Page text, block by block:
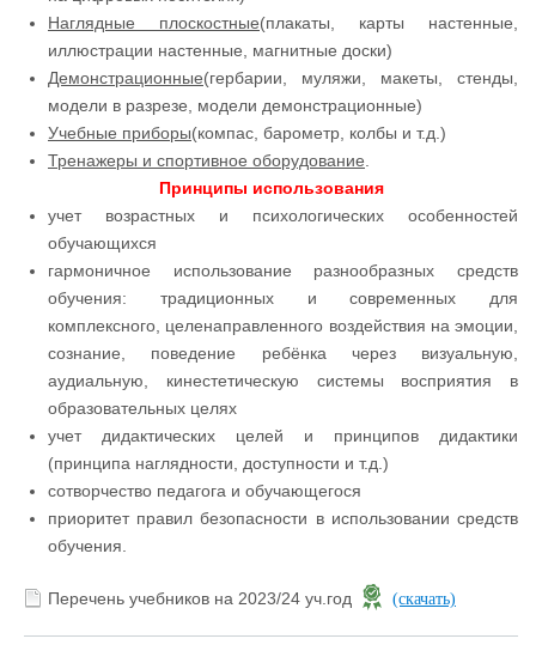
Наглядные плоскостные(плакаты, карты настенные,
иллюстрации настенные, магнитные доски)
Демонстрационные(гербарии, муляжи, макеты, стенды,
модели в разрезе, модели демонстрационные)
Учебные приборы(компас, барометр, колбы и т.д.)
Тренажеры и спортивное оборудование
Принципы использования
учет возрастных и психологических особенностей
обучающихся
гармоничное использование разнообразных средств
обучения: традиционных и современных для
комплексного, целенаправленного воздействия на эмоции,
сознание, поведение ребёнка через визуальную,
аудиальную, кинестетическую системы восприятия в
образовательных целях
учет дидактических целей и принципов дидактики
(принципа наглядности, доступности и т.д.)
сотворчество педагога и обучающегося
приоритет правил безопасности в использовании средств
обучения.
Перечень учебников на 2023/24 уч.год (скачать)